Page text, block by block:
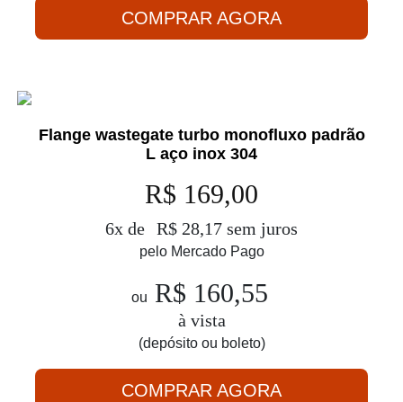
COMPRAR AGORA
Flange wastegate turbo monofluxo padrão
L aço inox 304
R$ 169,00
6x de R$ 28,17 sem juros
pelo Mercado Pago
ou R$ 160,55
à vista
(depósito ou boleto)
COMPRAR AGORA